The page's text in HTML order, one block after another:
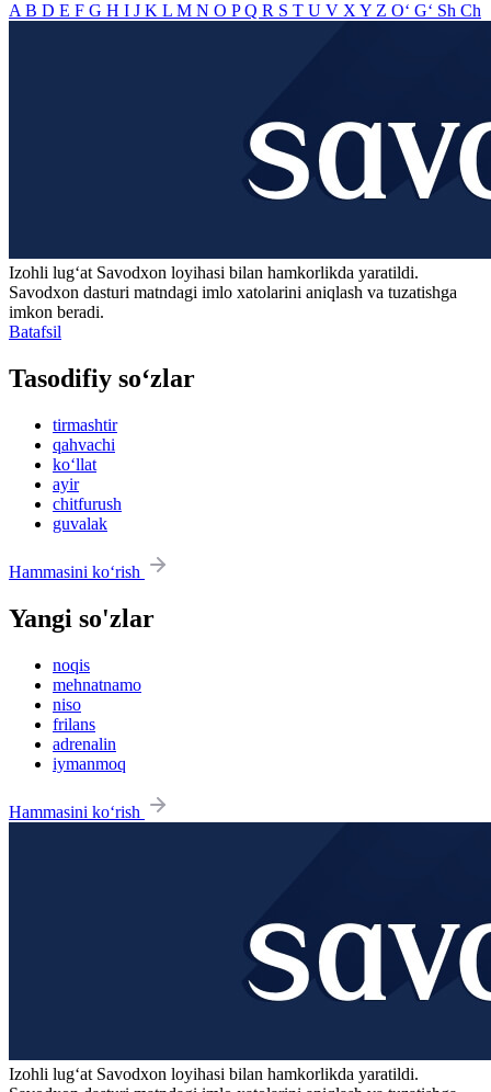
A B D E F G H I J K L M N O PQ R S T U V X Y Z O‘ G‘ Sh Ch
Izohli lugʻat Savodxon loyihasi bilan hamkorlikda yaratildi.
Savodxon dasturi matndagi imlo xatolarini aniqlash va tuzatishga
imkon beradi.
Batafsil
Tasodifiy so‘zlar
tirmashtir
qahvachi
ko‘llat
ayir
chitfurush
guvalak
Hammasini ko‘rish
Yangi so'zlar
noqis
mehnatnamo
niso
frilans
adrenalin
iymanmoq
Hammasini ko‘rish
Izohli lugʻat Savodxon loyihasi bilan hamkorlikda yaratildi.